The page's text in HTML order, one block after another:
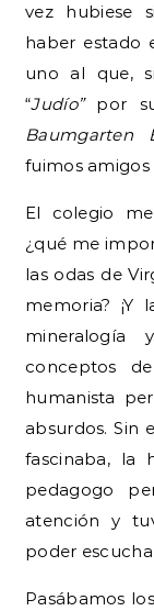
vez hubiese
haber estado
uno al que,
“Judío” por
Baumgarten
fuimos amigos
El colegio
¿qué me
las odas de
memoria? ¡Y
conceptos
humanista
absurdos. Sin
fascinaba, la
pedagogo
atención y
poder
Pasábamos